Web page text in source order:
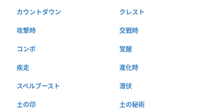
カウントダウン クレスト
攻撃時 交戦時
コンボ 覚醒
疾走 進化時
スペルブースト 潜伏
土の印 土の秘術